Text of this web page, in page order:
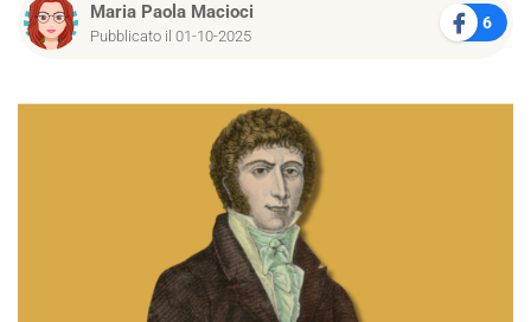
Maria Paola Macioci
Pubblicato il 01-10-2025
6